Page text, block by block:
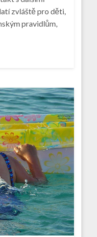
zvláště pro děti,
pravidlům,